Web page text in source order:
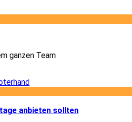
ganzen Team
anbieten sollten